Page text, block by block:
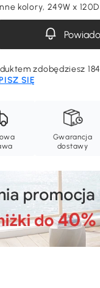
kolory, 249W x
zdobędziesz
SIĘ
Gwarancja
dostawy